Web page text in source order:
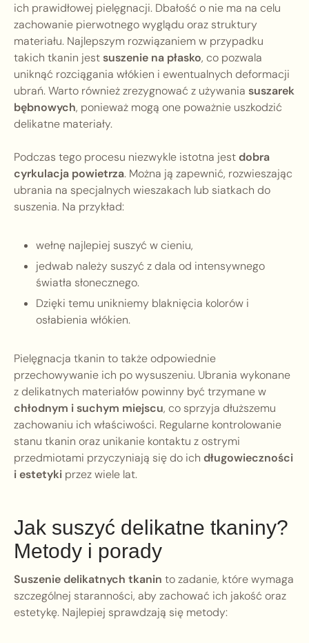
ich prawidłowej pielęgnacji. Dbałość o nie ma na celu
zachowanie pierwotnego wyglądu oraz struktury
materiału. Najlepszym rozwiązaniem w przypadku
takich tkanin jestsuszenie na płasko, co pozwala
uniknąć rozciągania włókien i ewentualnych deformacji
ubrań. Warto również zrezygnować z używania suszarek
bębnowych, ponieważ mogą one poważnie uszkodzić
delikatne materiały.
Podczas tego procesu niezwykle istotna jestdobra
cyrkulacja powietrza. Można ją zapewnić, rozwieszając
ubrania na specjalnych wieszakach lub siatkach do
suszenia. Na przykład:
wełnę najlepiej suszyć w cieniu,
jedwab należy suszyć z dala od intensywnego
światła słonecznego.
Dzięki temu unikniemy blaknięcia kolorów i
osłabienia włókien.
Pielęgnacja tkanin to także odpowiednie
przechowywanie ich po wysuszeniu. Ubrania wykonane
z delikatnych materiałów powinny być trzymane w
chłodnym i suchym miejscu, co sprzyja dłuższemu
zachowaniu ich właściwości. Regularne kontrolowanie
stanu tkanin oraz unikanie kontaktu z ostrymi
przedmiotami przyczyniają się do ich długowieczności
i estetyki przez wiele lat.
Jak suszyć delikatne tkaniny?
Metody i porady
Suszenie delikatnych tkanin to zadanie, które wymaga
szczególnej staranności, aby zachować ich jakość oraz
estetykę. Najlepiej sprawdzają się metody: